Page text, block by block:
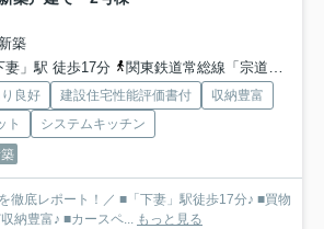
築
妻」駅 徒歩17分
関東鉄道常総線「宗道」駅 徒歩44分車9分 3.5km
良好 建設住宅性能評価書付
収納豊富
ト
システムキッチン
徹底レポート！／ ■「下妻」駅徒歩17分♪ ■買物
納豊富♪ ■カースペ... もっと見る